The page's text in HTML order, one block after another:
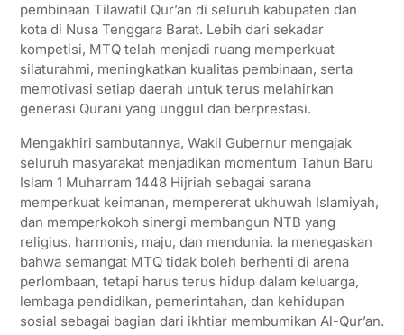
pembinaan Tilawatil Qur’an di seluruh kabupaten dan
kota di Nusa Tenggara Barat. Lebih dari sekadar
kompetisi, MTQ telah menjadi ruang memperkuat
silaturahmi, meningkatkan kualitas pembinaan, serta
memotivasi setiap daerah untuk terus melahirkan
generasi Qurani yang unggul dan berprestasi.
Mengakhiri sambutannya, Wakil Gubernur mengajak
seluruh masyarakat menjadikan momentum Tahun Baru
Islam 1 Muharram 1448 Hijriah sebagai sarana
memperkuat keimanan, mempererat ukhuwah Islamiyah,
dan memperkokoh sinergi membangun NTB yang
religius, harmonis, maju, dan mendunia. Ia menegaskan
bahwa semangat MTQ tidak boleh berhenti di arena
perlombaan, tetapi harus terus hidup dalam keluarga,
lembaga pendidikan, pemerintahan, dan kehidupan
sosial sebagai bagian dari ikhtiar membumikan Al-Qur’an.